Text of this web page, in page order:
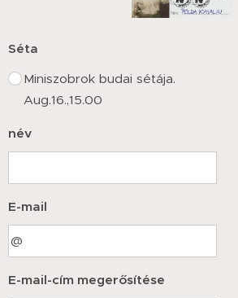
Séta
Miniszobrok budai sétája.
Aug.16.,15.00
név
E-mail
E-mail-cím megerősítése